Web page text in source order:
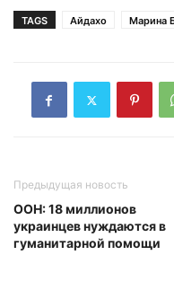
TAGS Айдахо Марина
Предыдущая новость
ООН: 18 миллионов
украинцев нуждаются в
гуманитарной помощи